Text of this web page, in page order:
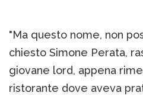
"Ma questo nome, non
chiesto Simone Perata,
giovane lord, appena
ristorante dove aveva